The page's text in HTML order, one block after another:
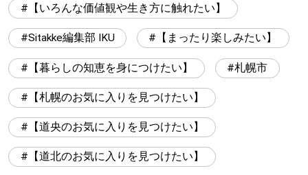
【いろんな価値観や生き方に触れたい】
Sitakke編集部 IKU 【まったり楽しみたい】
【暮らしの知恵を身につけたい】 札幌市
【札幌のお気に入りを見つけたい】
【道央のお気に入りを見つけたい】
【道北のお気に入りを見つけたい】